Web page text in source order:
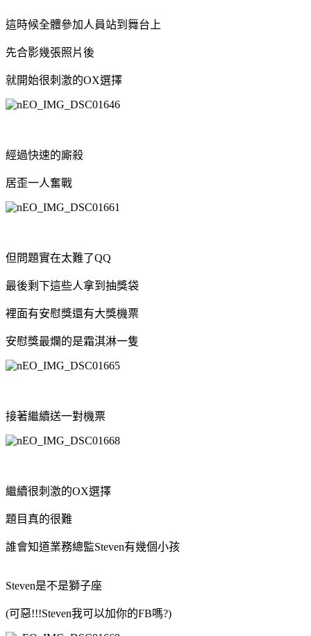
這時候全體參加人員站到舞台上
先合影幾張照片後
就開始很刺激的OX選擇
經過快速的廝殺
居歪一人奮戰
但問題實在太難了QQ
最後剩下這些人拿到抽獎袋
裡面有安慰獎還有大獎機票
安慰獎最爛的是霜淇淋一隻
接著繼續送一對機票
繼續很刺激的OX選擇
題目真的很難
誰會知道業務總監Steven有幾個小孩
Steven是不是獅子座
(可惡!!!Steven我可以加你的FB嗎?)